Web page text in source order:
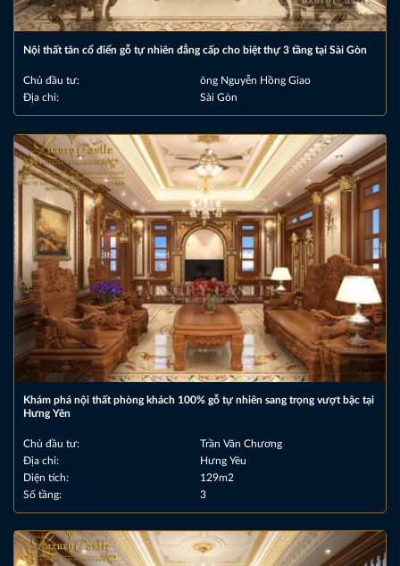
Nội thất tân cổ điển gỗ tự nhiên đẳng cấp cho biệt thự 3 tầng tại Sài Gòn
Chủ đầu tư:
ông Nguyễn Hồng Giao
Địa chỉ:
Sài Gòn
Khám phá nội thất phòng khách 100% gỗ tự nhiên sang trọng vượt bậc tại
Hưng Yên
Chủ đầu tư:
Trần Văn Chương
Địa chỉ:
Hưng Yêu
Diện tích:
129m2
Số tầng:
3